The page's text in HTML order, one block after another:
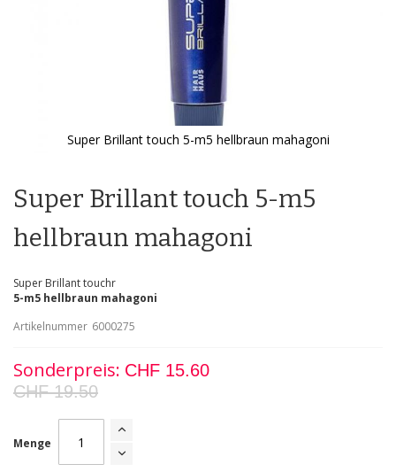
Super Brillant touch 5-m5 hellbraun mahagoni
der
Bildgalerie
Super Brillant touch 5-m5
hellbraun mahagoni
Super Brillant touchr
5-m5 hellbraun mahagoni
Artikelnummer 6000275
Sonderpreis CHF 15.60
CHF 19.50
Menge